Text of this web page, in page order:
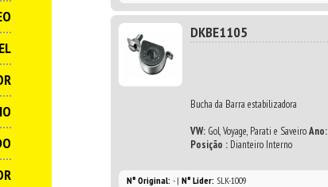
DKBE1105
Bucha da Barra estabilizadora
VW: Gol, Voyage, Parati e SaveiroAno:
Posição : Dianteiro Interno
N° Original: - | N° Líder: SLK-1009